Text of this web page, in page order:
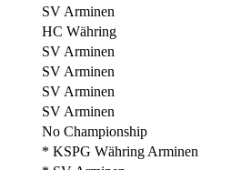
SV Arminen
HC Währing
SV Arminen
SV Arminen
SV Arminen
SV Arminen
No Championship
* KSPG Währing Arminen